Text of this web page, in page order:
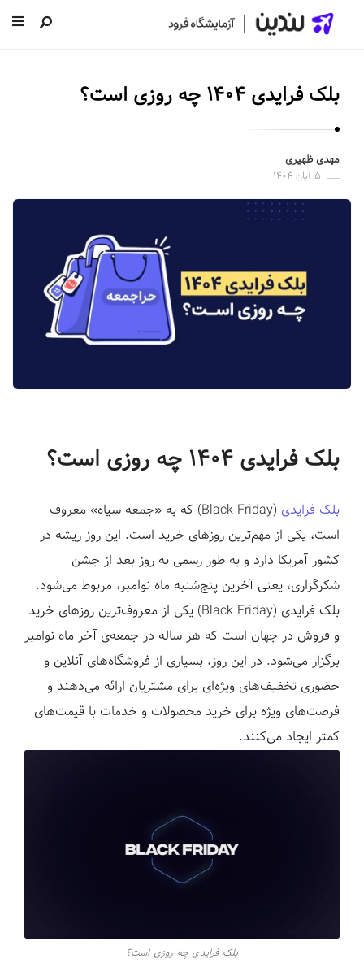
ا
ر
بلک فرایدی ۱۴۰۴ چه روزی است؟
مهدی ظهیری
۵ آبان ۱۴۰۴
بلک فرایدی ۱۴۰۴ چه روزی است؟
بلک فرایدی (BlackFriday) که به «جمعه سیاه» معروف
است، یکی از مهم‌ترین روزهای خرید است. این روز ریشه در
کشور آمریکا دارد و به طور رسمی به روز بعد از جشن
شکرگزاری، یعنی آخرین پنج‌شنبه ماه نوامبر، مربوط می‌شود.
بلک فرایدی (Black
Friday) یکی از معروف‌ترین روزهای خرید
و فروش در جهان است که هر ساله در جمعه‌ی آخر ماه نوامبر
برگزار می‌شود. در این روز، بسیاری از فروشگاه‌های آنلاین و
حضوری تخفیف‌های ویژه‌ای برای مشتریان ارائه می‌دهند و
فرصت‌های ویژه برای خرید محصولات و خدمات با قیمت‌های
کمتر ایجاد می‌کنند.
بلک فرایدی چه روزی است؟